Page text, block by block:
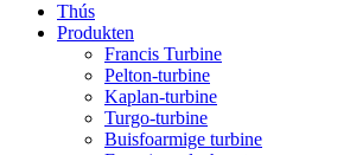
Thús
Produkten
Francis Turbine
Pelton-turbine
Kaplan-turbine
Turgo-turbine
Buisfoarmige turbine